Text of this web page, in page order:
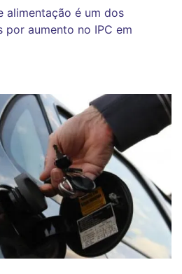
alimentação é um dos
por aumento no IPC em